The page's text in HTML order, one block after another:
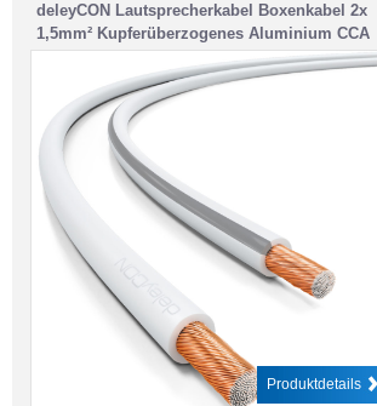
deleyCON Lautsprecherkabel Boxenkabel 2x
1,5mm² Kupferüberzogenes Aluminium CCA
BauPVO / CPR – Weiß
Produktdetails